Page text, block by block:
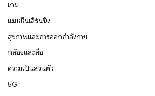
เกม
แมชชีนเลิร์นนิง
สุขภาพและการออกกำลังกาย
กล้องและสื่อ
ความเป็นส่วนตัว
5G